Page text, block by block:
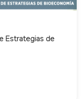
Estrategias de